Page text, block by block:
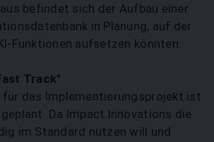
befindet sich der Aufbau einer
in Planung, auf der
Funktionen aufsetzen könnten.
Track"
das Implementierungsprojekt ist
Da Impact Innovations die
im Standard nutzen will und